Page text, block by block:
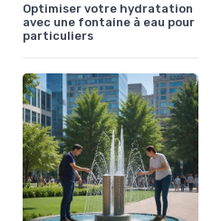
Optimiser votre hydratation
avec une fontaine à eau pour
particuliers